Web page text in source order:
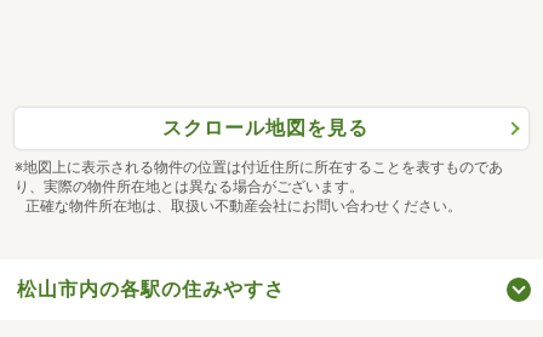
スクロール地図を見る
※地図上に表示される物件の位置は付近住所に所在することを表すものであ
り、実際の物件所在地とは異なる場合がございます。
正確な物件所在地は、取扱い不動産会社にお問い合わせください。
松山市内の各駅の住みやすさ